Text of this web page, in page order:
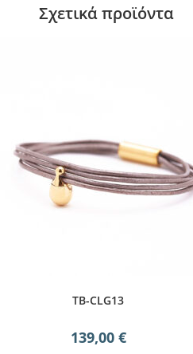
Σχετικά προϊόντα
TB-CLG13
139,00 €